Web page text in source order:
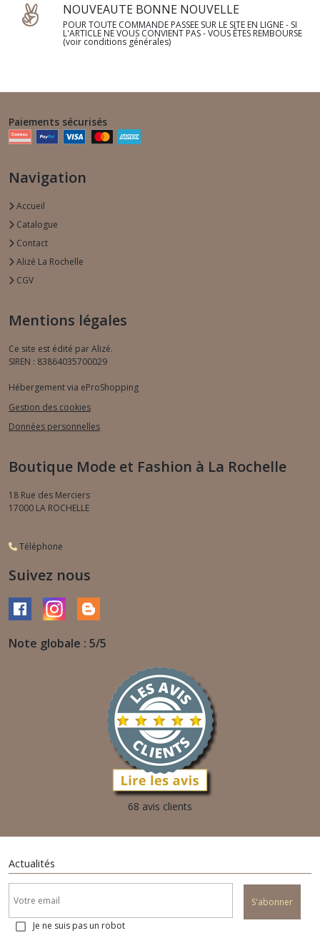
NOUVEAUTE BONNE NOUVELLE
POUR TOUTE COMMANDE PASSEE SUR LE SITE EN LIGNE - SI
L'ARTICLE NE VOUS CONVIENT PAS - VOUS ÊTES REMBOURSE
(voir conditions générales)
Paiements sécurisés
Navigation
Accueil
Catalogue
Contact
Alizé La Rochelle
CGV
Mentions légales
Ce site est édité par Alizé.
SIREN : 83864035700029
Hébergement via eProShopping
Gestion des cookies
Données personnelles
Boutique Mode et Fashion à La Rochelle
18 Rue des Merciers
17000 LA ROCHELLE
Téléphone
Suivez nous
Note globale : 5/5
68 avis clients
Actualités
S'abonner
Je ne suis pas un robot